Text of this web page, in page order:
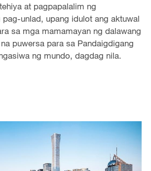
at pagpapalalim ng
unlad, upang idulot ang aktuwal
sa mga mamamayan ng dalawang
puwersa para sa Pandaigdigang
ng mundo, dagdag nila.